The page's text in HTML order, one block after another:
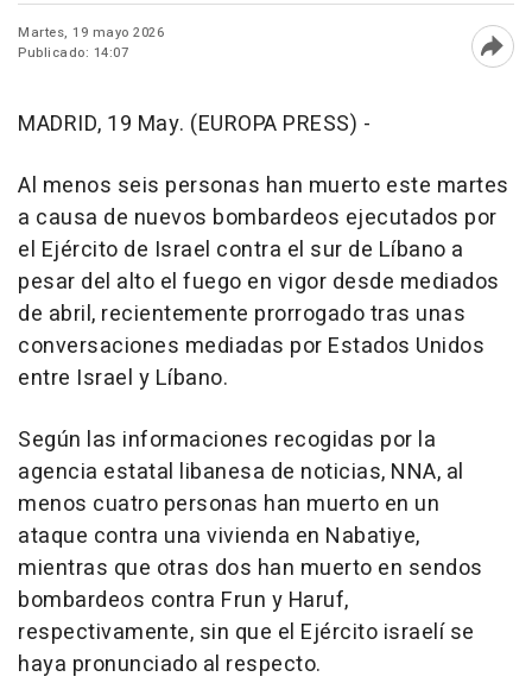
Martes, 19 mayo 2026
Publicado: 14:07
MADRID, 19 May. (EUROPA PRESS) -
Al menos seis personas han muerto este martes
a causa de nuevos bombardeos ejecutados por
el Ejército de Israel contra el sur de Líbano a
pesar del alto el fuego en vigor desde mediados
de abril, recientemente prorrogado tras unas
conversaciones mediadas por Estados Unidos
entre Israel y Líbano.
Según las informaciones recogidas por la
agencia estatal libanesa de noticias, NNA, al
menos cuatro personas han muerto en un
ataque contra una vivienda en Nabatiye,
mientras que otras dos han muerto en sendos
bombardeos contra Frun y Haruf,
respectivamente, sin que el Ejército israelí se
haya pronunciado al respecto.